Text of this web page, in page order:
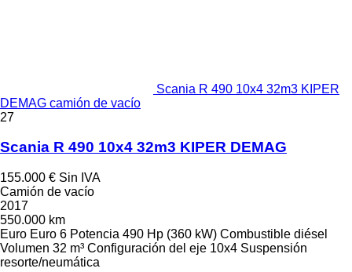
Scania R 490 10x4 32m3 KIPER
DEMAG camión de vacío
27
Scania R 490 10x4 32m3 KIPER DEMAG
155.000 € Sin IVA
Camión de vacío
2017
550.000 km
Euro Euro 6 Potencia 490 Hp (360 kW) Combustible diésel
Volumen 32 m³ Configuración del eje 10x4 Suspensión
resorte/neumática